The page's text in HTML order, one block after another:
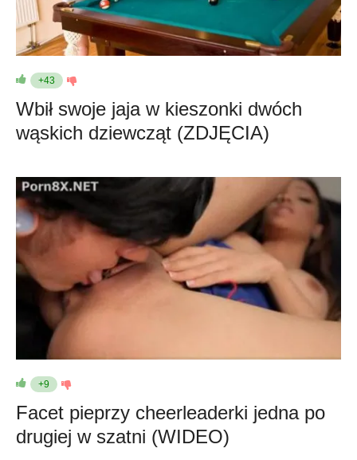
+43
Wbił swoje jaja w kieszonki dwóch
wąskich dziewcząt (ZDJĘCIA)
+9
Facet pieprzy cheerleaderki jedna po
drugiej w szatni (WIDEO)